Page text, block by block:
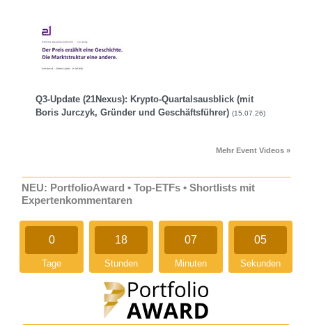
Q3-Update (21Nexus): Krypto-Quartalsausblick (mit
Boris Jurczyk, Gründer und Geschäftsführer) (15.07.26)
Mehr Event Videos »
NEU: PortfolioAward • Top-ETFs • Shortlists mit
Expertenkommentaren
0
Tage
18
Stunden
07
Minuten
04
Sekunden